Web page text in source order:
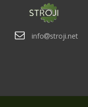
info stroji.net